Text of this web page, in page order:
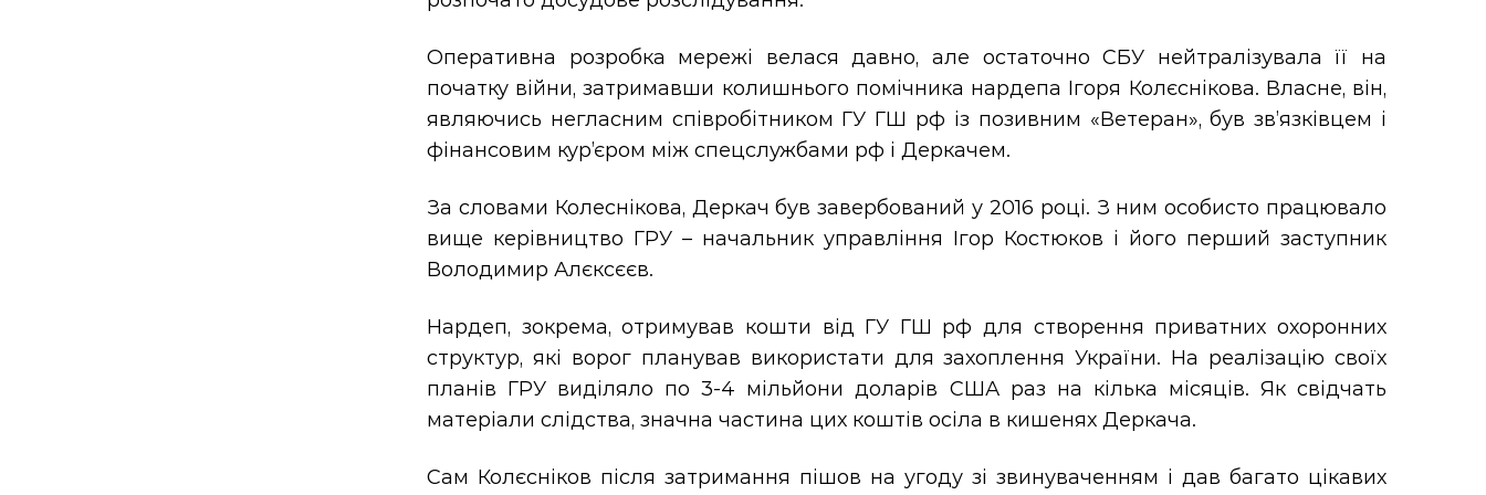
Оперативна розробка мережі велася давно, але остаточно СБУ нейтралізувала її на
початку війни, затримавши колишнього помічника нардепа Ігоря Колєснікова. Власне, він,
являючись негласним співробітником ГУ ГШ рф із позивним «Ветеран», був зв’язківцем і
фінансовим кур’єром між спецслужбами рф і Деркачем.
За словами Колеснікова, Деркач був завербований у 2016 році. З ним особисто працювало
вище керівництво ГРУ – начальник управління Ігор Костюков і його перший заступник
Володимир Алєксєєв.
Нардеп, зокрема, отримував кошти від ГУ ГШ рф для створення приватних охоронних
структур, які ворог планував використати для захоплення України. На реалізацію своїх
планів ГРУ виділяло по 3-4 мільйони доларів США раз на кілька місяців. Як свідчать
матеріали слідства, значна частина цих коштів осіла в кишенях Деркача.
Сам Колєсніков після затримання пішов на угоду зі звинуваченням і дав багато цікавих